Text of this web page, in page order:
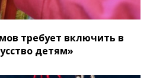
требует включить в
детям»